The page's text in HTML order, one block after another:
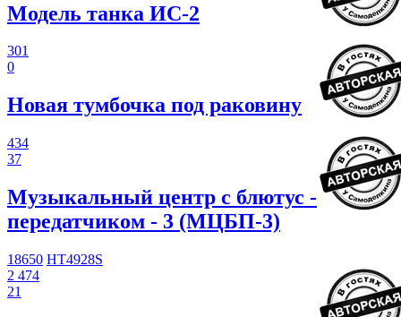
Модель танка ИС-2
301
0
Новая тумбочка под раковину
434
37
Музыкальный центр с блютус -
передатчиком - 3 (МЦБП-3)
18650 HT4928S
2 474
21